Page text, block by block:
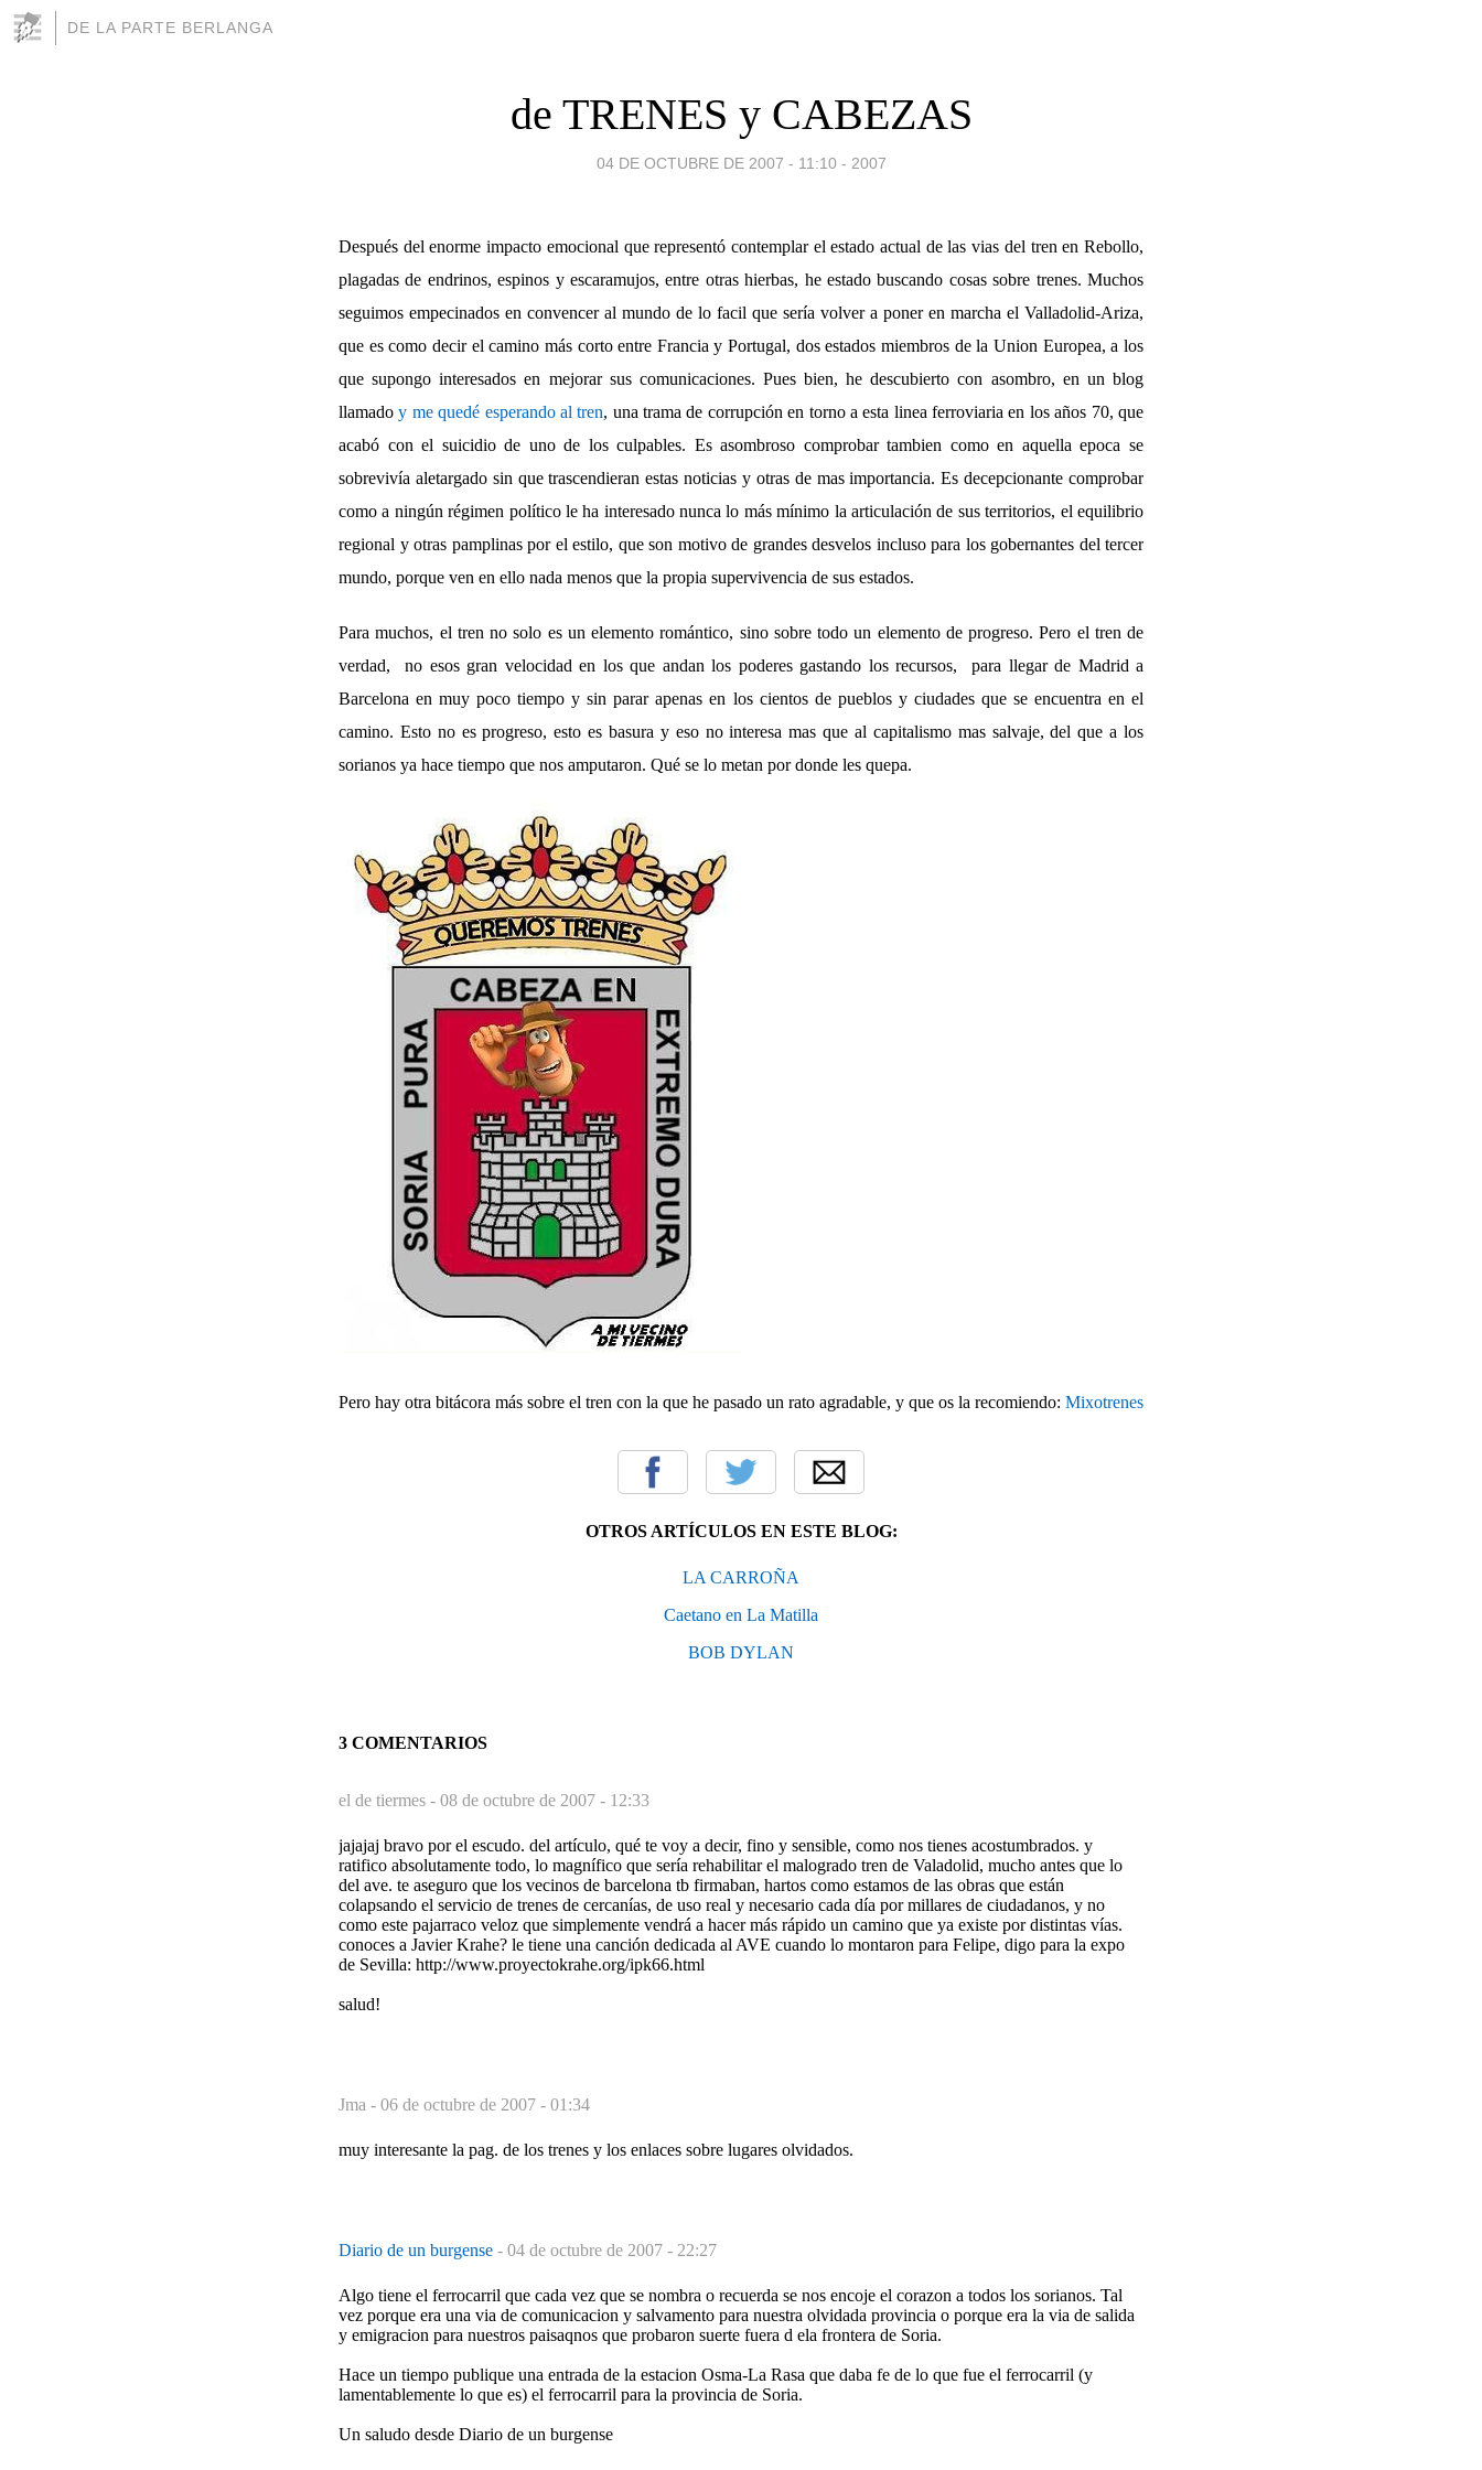
DE LA PARTE BERLANGA
de TRENES y CABEZAS
04 DE OCTUBRE DE 2007 - 11:10 - 2007
Después del enorme impacto emocional que representó contemplar el estado actual de las vias del tren en Rebollo,
plagadas de endrinos, espinos y escaramujos, entre otras hierbas, he estado buscando cosas sobre trenes. Muchos
seguimos empecinados en convencer al mundo de lo facil que sería volver a poner en marcha el Valladolid-Ariza,
que es como decir el camino más corto entre Francia y Portugal, dos estados miembros de la Union Europea, a los
que supongo interesados en mejorar sus comunicaciones. Pues bien, he descubierto con asombro, en un blog
llamadoy me quedé esperando al tren, una trama de corrupción en torno a esta linea ferroviaria en los años 70, que
acabó con el suicidio de uno de los culpables. Es asombroso comprobar tambien como en aquella epoca se
sobrevivía aletargado sin que trascendieran estas noticias y otras de mas importancia. Es decepcionante comprobar
como a ningún régimen político le ha interesado nunca lo más mínimo la articulación de sus territorios, el equilibrio
regional y otras pamplinas por el estilo, que son motivo de grandes desvelos incluso para los gobernantes del tercer
mundo, porque ven en ello nada menos que la propia supervivencia de sus estados.
Para muchos, el tren no solo es un elemento romántico, sino sobre todo un elemento de progreso. Pero el tren de
verdad, no esos gran velocidad en los que andan los poderes gastando los recursos, para llegar de Madrid a
Barcelona en muy poco tiempo y sin parar apenas en los cientos de pueblos y ciudades que se encuentra en el
camino. Esto no es progreso, esto es basura y eso no interesa mas que al capitalismo mas salvaje, del que a los
sorianos ya hace tiempo que nos amputaron. Qué se lo metan por donde les quepa.
Pero hay otra bitácora más sobre el tren con la que he pasado un rato agradable, y que os la recomiendo: Mixotrenes
OTROS ARTÍCULOS EN ESTE BLOG:
LA CARROÑA
Caetano en La Matilla
BOB DYLAN
3 COMENTARIOS
el de tiermes - 08 de octubre de 2007 - 12:33
jajajaj bravo por el escudo. del artículo, qué te voy a decir, fino y sensible, como nos tienes acostumbrados. y
ratifico absolutamente todo, lo magnífico que sería rehabilitar el malogrado tren de Valadolid, mucho antes que lo
del ave. te aseguro que los vecinos de barcelona tb firmaban, hartos como estamos de las obras que están
colapsando el servicio de trenes de cercanías, de uso real y necesario cada día por millares de ciudadanos, y no
como este pajarraco veloz que simplemente vendrá a hacer más rápido un camino que ya existe por distintas vías.
conoces a Javier Krahe? le tiene una canción dedicada al AVE cuando lo montaron para Felipe, digo para la expo
de Sevilla: http://www.proyectokrahe.org/ipk66.html
salud!
Jma - 06 de octubre de 2007 - 01:34
muy interesante la pag. de los trenes y los enlaces sobre lugares olvidados.
Diario de un burgense - 04 de octubre de 2007 - 22:27
Algo tiene el ferrocarril que cada vez que se nombra o recuerda se nos encoje el corazon a todos los sorianos. Tal
vez porque era una via de comunicacion y salvamento para nuestra olvidada provincia o porque era la via de salida
y emigracion para nuestros paisaqnos que probaron suerte fuera d ela frontera de Soria.
Hace un tiempo publique una entrada de la estacion Osma-La Rasa que daba fe de lo que fue el ferrocarril (y
lamentablemente lo que es) el ferrocarril para la provincia de Soria.
Un saludo desde Diario de un burgense